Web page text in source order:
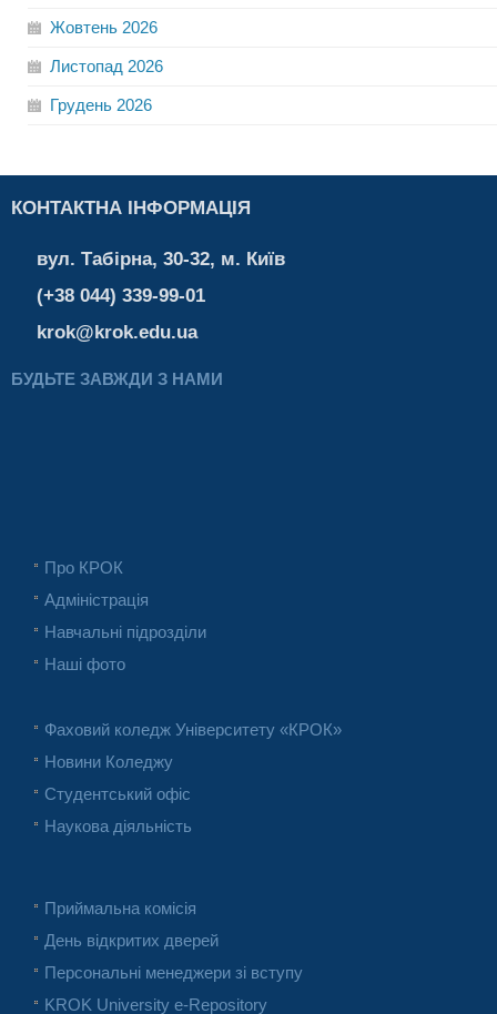
Жовтень 2026
Листопад 2026
Грудень 2026
КОНТАКТНА ІНФОРМАЦІЯ
вул. Табірна, 30-32, м. Київ
(+38 044) 339-99-01
krok@krok.edu.ua
БУДЬТЕ ЗАВЖДИ З НАМИ
Про КРОК
Адміністрація
Навчальні підрозділи
Наші фото
Фаховий коледж Університету «КРОК»
Новини Коледжу
Студентський офіс
Наукова діяльність
Приймальна комісія
День відкритих дверей
Персональні менеджери зі вступу
KROK University e-Repository